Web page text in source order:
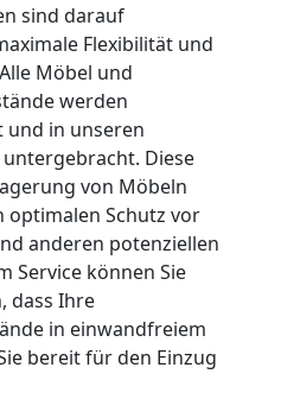
sind darauf
Flexibilität und
Möbel und
werden
und in unseren
Diese
von Möbeln
Schutz vor
anderen potenziellen
Service können Sie
dass Ihre
in einwandfreiem
bereit für den Einzug